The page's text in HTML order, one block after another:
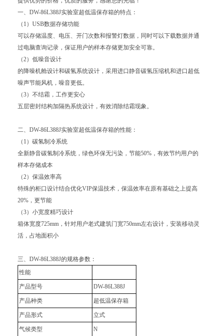
一、DW-86L388J实验室超低温保存箱的特点：
（1）USB数据存储功能
可以存储温度、电压、开门次数和报警灯数据，同时可以下载数据并通
过电脑查询记录，保证用户的样本存储更加安全可靠。
（2）低噪音设计
的降噪机舱设计和碳氢系统设计，采用进口静音碳氢压缩机和进口超低
噪声节能风机，噪音更低。
（3）不结霜，工作更安心
五层密封结构加隔热系统设计，有效消除结霜现象。
二、DW-86L388J实验室超低温保存箱的性能：
（1）碳氢制冷系统
全新静音碳氢制冷系统，绿色环保无污染，节能50%，有效节约用户的
样本存储成本
（2）保温效率高
特殊的柜口设计结合优化VIP保温技术，保温效率在原有基础之上提高
20%，更节能
（3）小宽度精巧设计
箱体宽度725mm，针对用户老式建筑门宽750mm左右设计，安装移动灵
活，占地面积小
三、DW-86L388J的规格参数：
性能
产品型号 DW-86L388J
产品种类 超低温保存箱
产品形式 立式
气候类型 N